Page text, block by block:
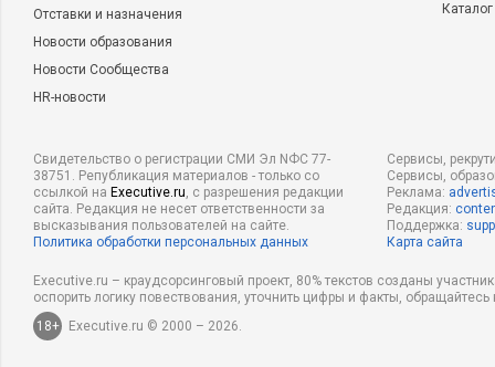
Отставки и назначения
Новости образования
Новости Сообщества
HR-новости
Свидетельство о регистрации СМИ Эл NФС 77-
38751. Републикация материалов - только со
ссылкой на Executive.ru, с разрешения редакции
сайта. Редакция не несет ответственности за
высказывания пользователей на сайте.
Политика обработки персональных данных
Сервисы,
Сервисы,
Реклама:
Редакция:
Поддержка:
Карта сайта
Executive.ru – краудсорсинговый проект, 80% текстов созданы
оспорить логику повествования, уточнить цифры и факты,
18+
Executive.ru © 2000 – 2026.